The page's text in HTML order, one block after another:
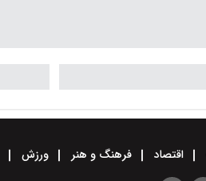
اقتصاد فرهنگ و هنر ورزش